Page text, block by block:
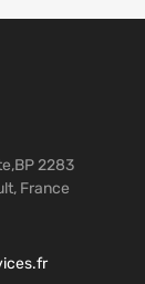
2283
France